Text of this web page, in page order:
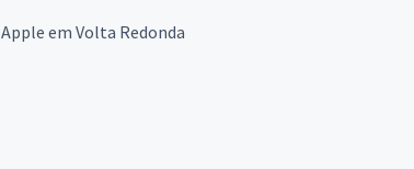
Apple em Volta Redonda